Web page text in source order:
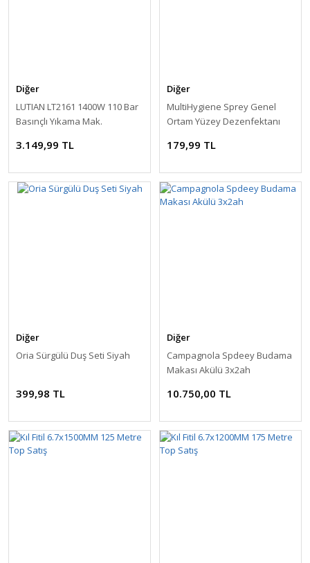
Diğer
LUTIAN LT2161 1400W 110 Bar
Basınçlı Yıkama Mak.
3.149,99 TL
Diğer
MultiHygiene Sprey Genel
Ortam Yüzey Dezenfektanı
179,99 TL
Diğer
Oria Sürgülü Duş Seti Siyah
399,98 TL
Diğer
Campagnola Spdeey Budama
Makası Akülü 3x2ah
10.750,00 TL